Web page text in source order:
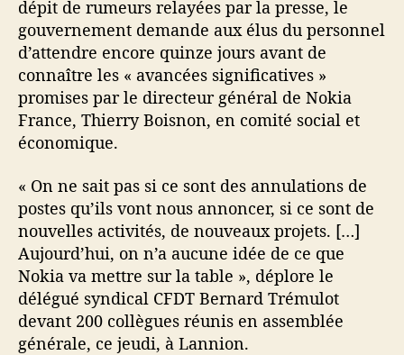
o
u
v
e
r
n
n
t
f
a
c
e
à
dépit de rumeurs relayées par la presse, le
gouvernement demande aux élus du personnel
d’attendre encore quinze jours avant de
connaître les « avancées significatives »
promises par le directeur général de Nokia
France, Thierry Boisnon, en comité social et
économique.
« On ne sait pas si ce sont des annulations de
postes qu’ils vont nous annoncer, si ce sont de
nouvelles activités, de nouveaux projets. […]
Aujourd’hui, on n’a aucune idée de ce que
Nokia va mettre sur la table », déplore le
délégué syndical CFDT Bernard Trémulot
devant 200 collègues réunis en assemblée
générale, ce jeudi, à Lannion.